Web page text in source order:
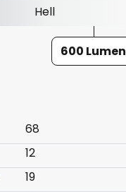
Hell
600 Lumen
68
12
19